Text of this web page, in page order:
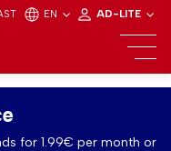
EN AD-LITE
for 1.99€ per month or